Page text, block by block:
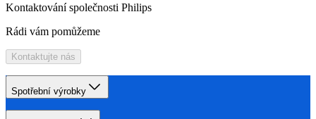
Kontaktování společnosti Philips
Rádi vám pomůžeme
Kontaktujte nás
Spotřební výrobky